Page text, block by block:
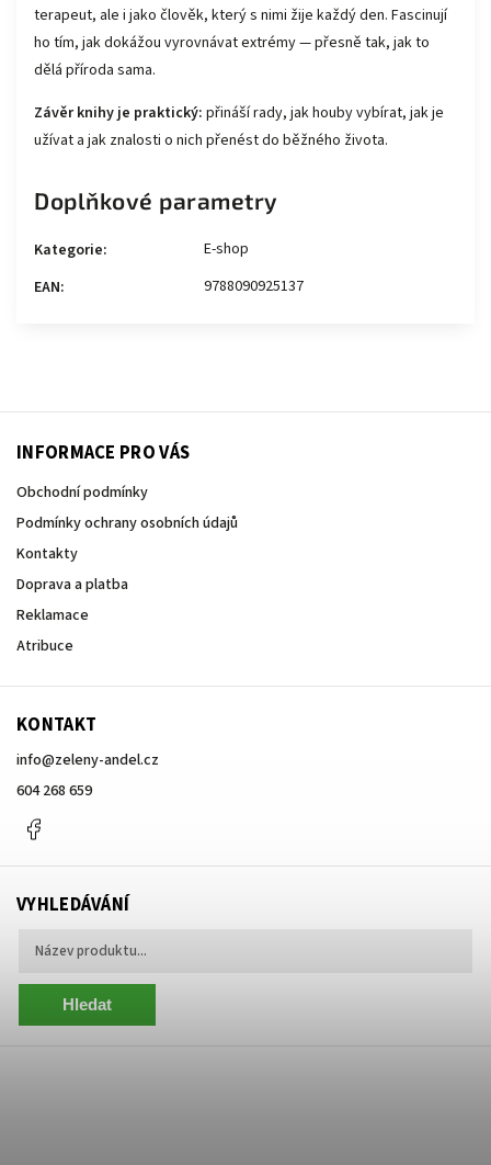
terapeut, ale i jako člověk, který s nimi žije každý den. Fascinují
ho tím, jak dokážou vyrovnávat extrémy — přesně tak, jak to
dělá příroda sama.
Závěr knihy je praktický: přináší rady, jak houby vybírat, jak je
užívat a jak znalosti o nich přenést do běžného života.
Doplňkové parametry
Kategorie:
E-shop
EAN: 9788090925137
INFORMACE PRO VÁS
Obchodní podmínky
Podmínky ochrany osobních údajů
Kontakty
Doprava a platba
Reklamace
Atribuce
KONTAKT
info@zeleny-andel.cz
604 268 659
VYHLEDÁVÁNÍ
Hledat